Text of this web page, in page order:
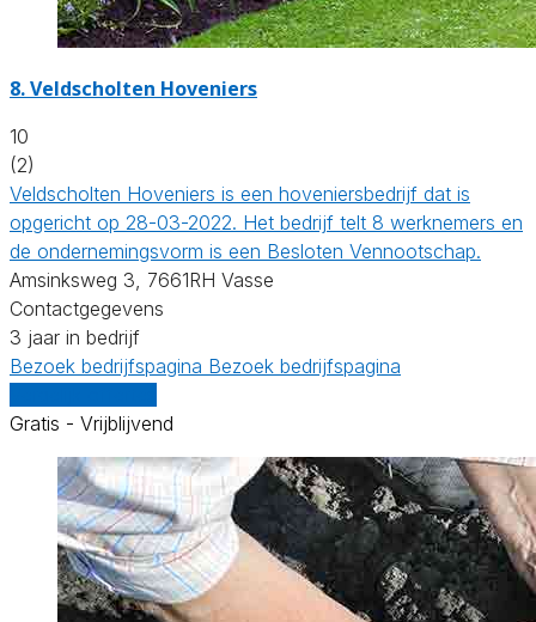
8.Veldscholten Hoveniers
10
(2)
Veldscholten Hoveniers is een hoveniersbedrijf dat is
opgericht op 28-03-2022. Het bedrijf telt 8 werknemers en
de ondernemingsvorm is een Besloten Vennootschap.
Amsinksweg 3, 7661RH Vasse
Contactgegevens
3 jaar in bedrijf
Bezoek bedrijfspagina Bezoek bedrijfspagina
Gratis - Vrijblijvend